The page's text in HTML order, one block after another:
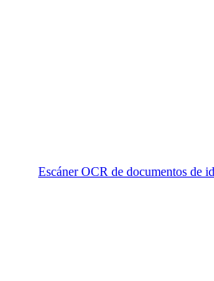
Escáner OCR de documentos de